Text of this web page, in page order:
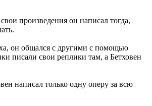
произведения он написал тогда,
он общался с другими с помощью
писали свои реплики там, а Бетховен
написал только одну оперу за всю